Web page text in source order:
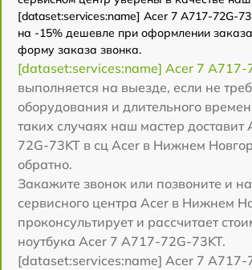
[dataset:services:name] Acer 7 A717-72G-
на -15% дешевле при оформлении
форму заказа звонка.
[dataset:services:name] Acer 7 A717-
выполняется на выезде, если не
оборудования и длительного
таких случаях наш мастер доставит
72G-73KT в сц Acer в Нижнем
обратно.
Закажите звонок или позвоните и
сервисного центра Acer в Нижнем
проконсультирует и рассчитает
ноутбука Acer 7 A717-72G-73KT.
[dataset:services:name] Acer 7 A717-